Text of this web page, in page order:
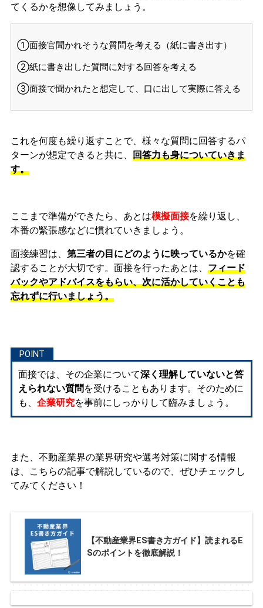
てくるかを想像してみましょう。
①面接官聞かれそうな質問を考える（紙に書き出す）
②紙に書き出した質問に対する回答を考える
③面接で聞かれたと想定して、口に出して実際に答える
これを何度も繰り返すことで、様々な質問に回答するパ
ターンが想定できると共に、 回答力も身についていきま
す。
ここまで準備ができたら、あとは模擬面接を繰り返し、
本番の緊張感などに慣れていきましょう。
面接練習は、 第三者の目にどのように映っているかを確
認することが大切です。面接を行ったあとは、 フィード
バックやアドバイスをもらい、次に活かしていくことも
忘れずに行いましょう。
面接では、その企業について深く理解していないと答
えられない質問 を受けることもあります。そのために
も、 企業研究を事前にしっかりして臨みましょう。
また、不動産業界の業界研究や選考対策に関する情報
は、こちらの記事で解説しているので、ぜひチェックし
てみてください！
【不動産業界ES書き方ガイド】読まれるE
Sのポイントを徹底解説！